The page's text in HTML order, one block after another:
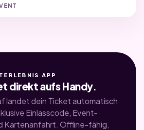
APP
direkt aufs Handy.
landet dein Ticket automatisch
Einlasscode, Event-
Kartenanfahrt. Offline-fähig,